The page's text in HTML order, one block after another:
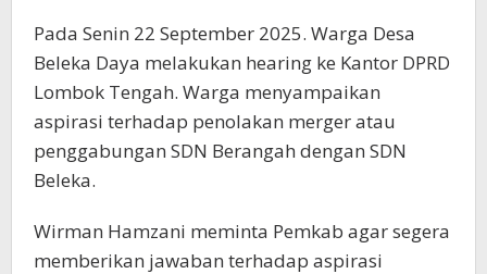
Pada Senin 22 September 2025. Warga Desa
Beleka Daya melakukan hearing ke Kantor DPRD
Lombok Tengah. Warga menyampaikan
aspirasi terhadap penolakan merger atau
penggabungan SDN Berangah dengan SDN
Beleka.
Wirman Hamzani meminta Pemkab agar segera
memberikan jawaban terhadap aspirasi